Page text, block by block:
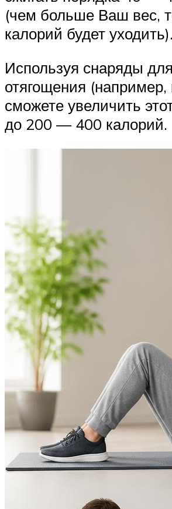
(чем больше Ваш вес,
калорий будет уходить).
Используя снаряды для
отягощения (например,
сможете увеличить
до 200 — 400 калорий.